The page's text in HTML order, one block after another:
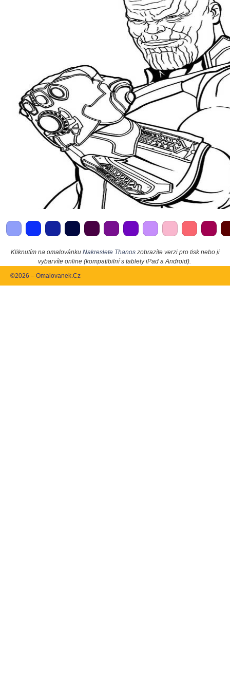
Kliknutím na omalovánku Nakreslete Thanoszobrazíte verzi pro tisk nebo ji
vybarvíte online (kompatibilní s tablety iPad a Android).
©2026 – Omalovanek.Cz